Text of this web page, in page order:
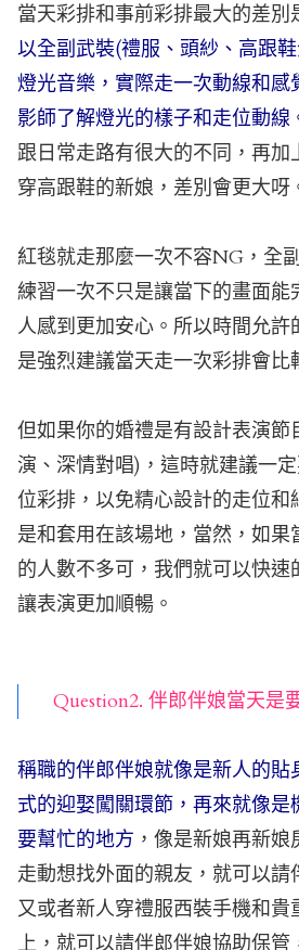
當天彩排和事前彩排最大的差別
以全副武裝(禮服、頭紗、高跟
燈光音樂，實際走一次動線和
影師了解燈光的樣子和走位動線
跟日常走路有很大的不同，再加
穿高跟鞋的新娘，差別會更大呀
紅毯就走那麼一次不容NG，全
練習一次不只是讓當下的畫面
人感到更加安心。所以時間允許
是強烈建議當天走一次彩排會比
但如果你的婚禮是有設計表演節
演、深情對唱)，這時就建議一
位彩排，以免精心設計的走位和
是和套用在該場地，當然，如
的人數不多可，我們就可以快速
讓表演更加順暢。
Question2. 伴郎伴娘當天是
稱職的伴郎伴娘就像是新人的
式的迎娶闖關環節，再來就像是
要幫忙的地方 ，像是新娘再新
走動想找外面的親友，就可以請
又或者新人穿禮服西裝手機和貴
上，就可以請伴郎伴娘協助保